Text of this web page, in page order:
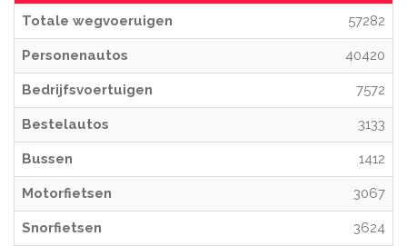
Totale wegvoeruigen 57282
Personenautos 40420
Bedrijfsvoertuigen 7572
Bestelautos 3133
Bussen 1412
Motorfietsen 3067
Snorfietsen 3624